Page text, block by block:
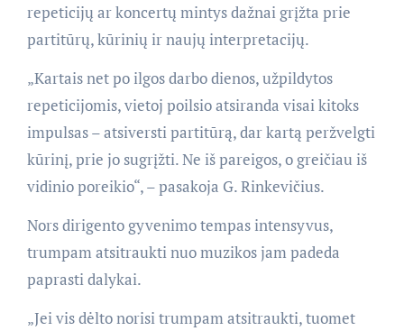
repeticijų ar koncertų mintys dažnai grįžta prie
partitūrų, kūrinių ir naujų interpretacijų.
„Kartais net po ilgos darbo dienos, užpildytos
repeticijomis, vietoj poilsio atsiranda visai kitoks
impulsas – atsiversti partitūrą, dar kartą peržvelgti
kūrinį, prie jo sugrįžti. Ne iš pareigos, o greičiau iš
vidinio poreikio“, – pasakoja G. Rinkevičius.
Nors dirigento gyvenimo tempas intensyvus,
trumpam atsitraukti nuo muzikos jam padeda
paprasti dalykai.
„Jei vis dėlto norisi trumpam atsitraukti, tuomet